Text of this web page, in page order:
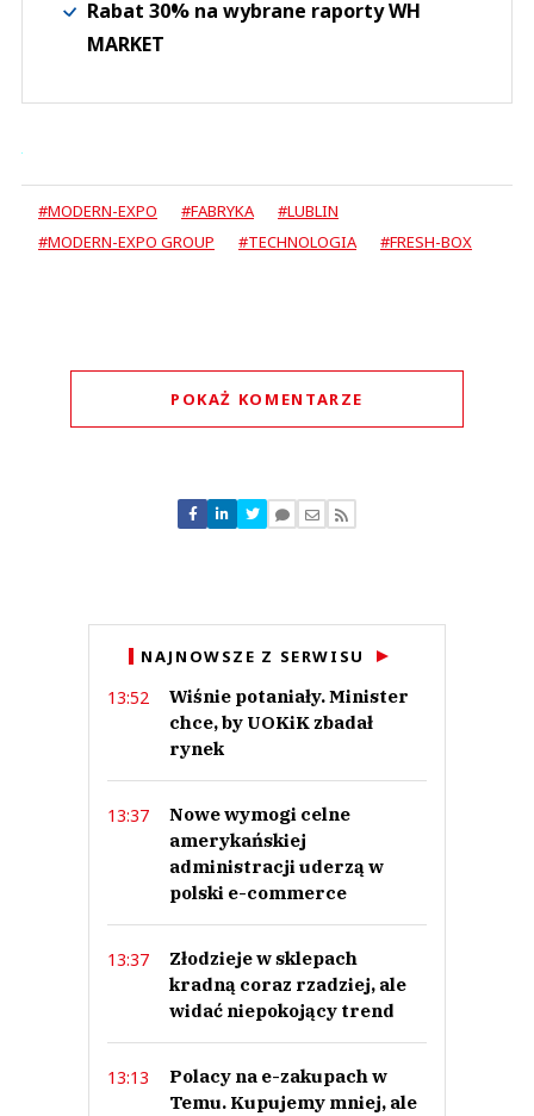
Rabat 30% na wybrane raporty WH
MARKET
#MODERN-EXPO #FABRYKA
#LUBLIN
#MODERN-EXPO GROUP
#TECHNOLOGIA #FRESH-BOX
POKAŻ KOMENTARZE
Nie znaleziono komentarzy
Zostaw swoje komentarze
NAJNOWSZE Z SERWISU
13:52
Wiśnie potaniały. Minister
chce, by UOKiK zbadał
rynek
13:37
Nowe wymogi celne
amerykańskiej
administracji uderzą w
polski e-commerce
13:37
Złodzieje w sklepach
kradną coraz rzadziej, ale
widać niepokojący trend
13:13
Polacy na e-zakupach w
Temu. Kupujemy mniej, ale